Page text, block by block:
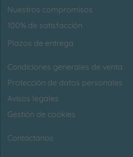
Nuestros compromisos
100% de satisfacción
Plazos de entrega
Condiciones generales de venta
Protección de datos personales
Avisos legales
Gestión de cookies
Contáctanos